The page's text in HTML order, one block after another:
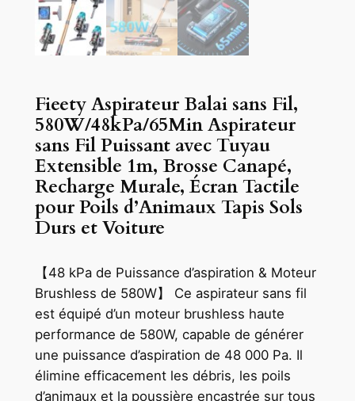
Fieety Aspirateur Balai sans Fil,
580W/48kPa/65Min Aspirateur
sans Fil Puissant avec Tuyau
Extensible 1m, Brosse Canapé,
Recharge Murale, Écran Tactile
pour Poils d’Animaux Tapis Sols
Durs et Voiture
【48 kPa de Puissance d’aspiration & Moteur
Brushless de 580W】 Ce aspirateur sans fil
est équipé d’un moteur brushless haute
performance de 580W, capable de générer
une puissance d’aspiration de 48 000 Pa. Il
élimine efficacement les débris, les poils
d’animaux et la poussière encastrée sur tous